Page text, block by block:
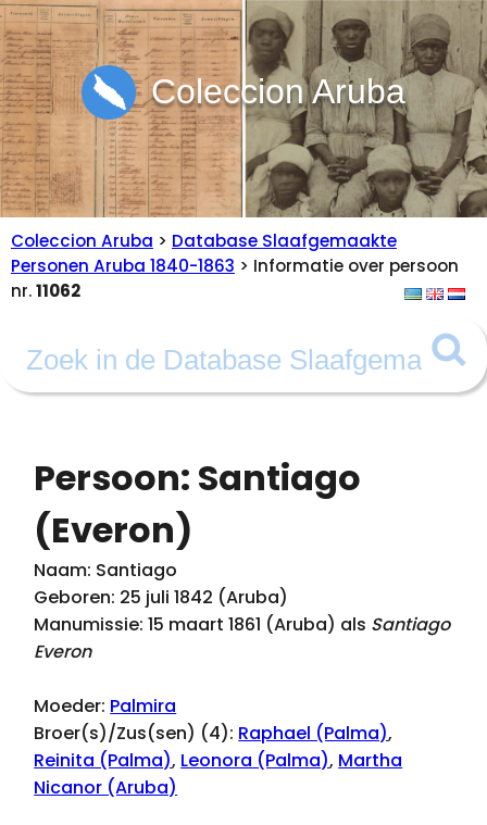
Coleccion Aruba
Coleccion Aruba > Database Slaafgemaakte
Personen Aruba 1840-1863 > Informatie over persoon
nr.11062
Persoon: Santiago
(Everon)
Naam: Santiago
Geboren: 25 juli 1842 (Aruba)
Manumissie: 15 maart 1861 (Aruba) als Santiago
Everon
Moeder: Palmira
Broer(s)/Zus(sen) (4): Raphael (Palma),
Reinita (Palma), Leonora (Palma), Martha
Nicanor (Aruba)